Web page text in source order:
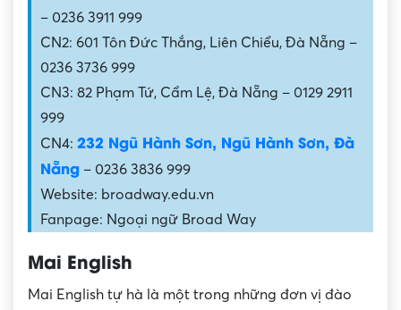
– 0236 3911 999
CN2: 601 Tôn Đức Thắng, Liên Chiểu, Đà Nẵng –
0236 3736 999
CN3: 82 Phạm Tứ, Cẩm Lệ, Đà Nẵng – 0129 2911
999
CN4: 232 Ngũ Hành Sơn, Ngũ Hành Sơn, Đà
Nẵng – 0236 3836 999
Website: broadway.edu.vn
Fanpage: Ngoại ngữ Broad Way
Mai English
Mai English tự hà là một trong những đơn vị đào